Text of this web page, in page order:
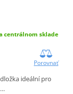
centrálnom sklade
Porovnať
ideální pro